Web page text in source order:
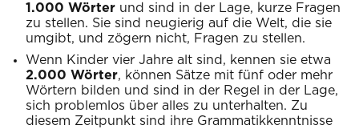
1.000 Wörter und sind in der Lage, kurze Fragen
zu stellen. Sie sind neugierig auf die Welt, die sie
umgibt, und zögern nicht, Fragen zu stellen.
Wenn Kinder vier Jahre alt sind, kennen sie etwa
2.000 Wörter, können Sätze mit fünf oder mehr
Wörtern bilden und sind in der Regel in der Lage,
sich problemlos über alles zu unterhalten. Zu
diesem Zeitpunkt sind ihre Grammatikkenntnisse